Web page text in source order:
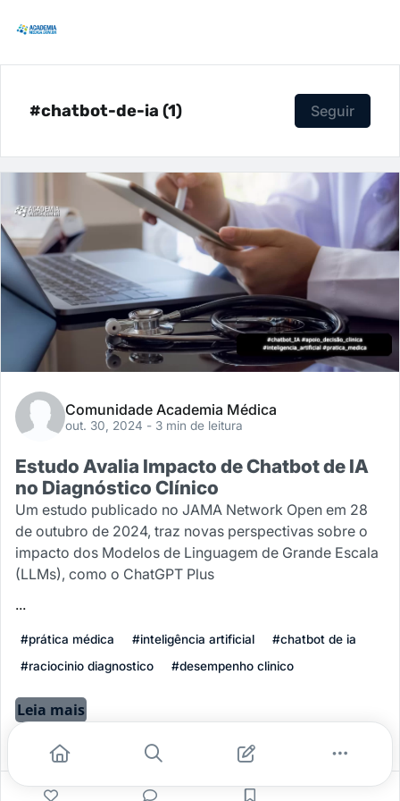
#chatbot-de-ia (1) Seguir
Comunidade Academia Médica
out. 30, 2024 - 3 min de leitura
Estudo Avalia Impacto de Chatbot de IA
no Diagnóstico Clínico
Um estudo publicado no JAMA Network Open em 28
de outubro de 2024, traz novas perspectivas sobre o
impacto dos Modelos de Linguagem de Grande Escala
(LLMs), como o ChatGPT Plus
...
#prática médica #inteligência artificial
#chatbot de ia
#raciocinio diagnostico
#desempenho clinico
Leia mais